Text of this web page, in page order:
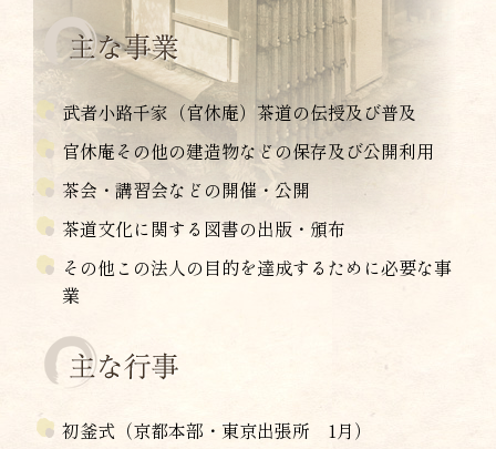
武者小路千家（官休庵）茶道の伝授及び普及
官休庵その他の建造物などの保存及び公開利用
茶会・講習会などの開催・公開
茶道文化に関する図書の出版・頒布
その他この法人の目的を達成するために必要な事
業
初釜式（京都本部・東京出張所 1月）